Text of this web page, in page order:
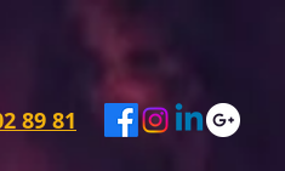
89 81